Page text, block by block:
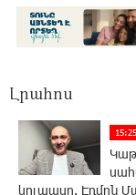
Լրահոս
կոլապսը. Էդմոն